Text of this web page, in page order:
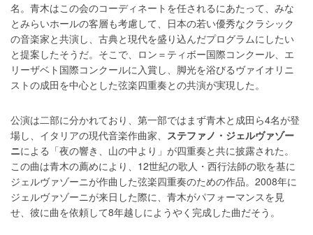
名。青木はこの会のコーディネートを任されるにあたって、みな
とみらいホールの客層も考慮して、日本の若い優秀なクラシック
の音楽家と共演し、古典と現代を盛り込んだプログラムにしたい
と提案したそうだ。そこで、ロン＝ティボー国際コンクール、エ
リーザベト国際コンクールに入賞し、脚光を浴びるヴァイオリニ
ストの成田を中心とした弦楽四重奏との共演が実現した。
公演は二部に分かれており、第一部ではまず青木と成田ら4名が登
場し、イタリアの現代音楽作曲家、 ステファノ・ジェルヴァゾー
ニによる「夜の響き、山の中より」が四重奏と共に披露された。
この曲は青木の薦めにより、12世紀の歌人・西行法師の歌を基に
ジェルヴァゾーニが作曲した弦楽四重奏のための作品。2008年に
ジェルヴァゾーニが来日した際に、青木がパフォーマンスを見
せ、彼に曲を依頼して8年越しにようやく完成した曲だそう。